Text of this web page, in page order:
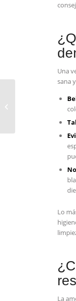
Una
sana
Lo
La
¿Por qué y en
tiempo se pierde el